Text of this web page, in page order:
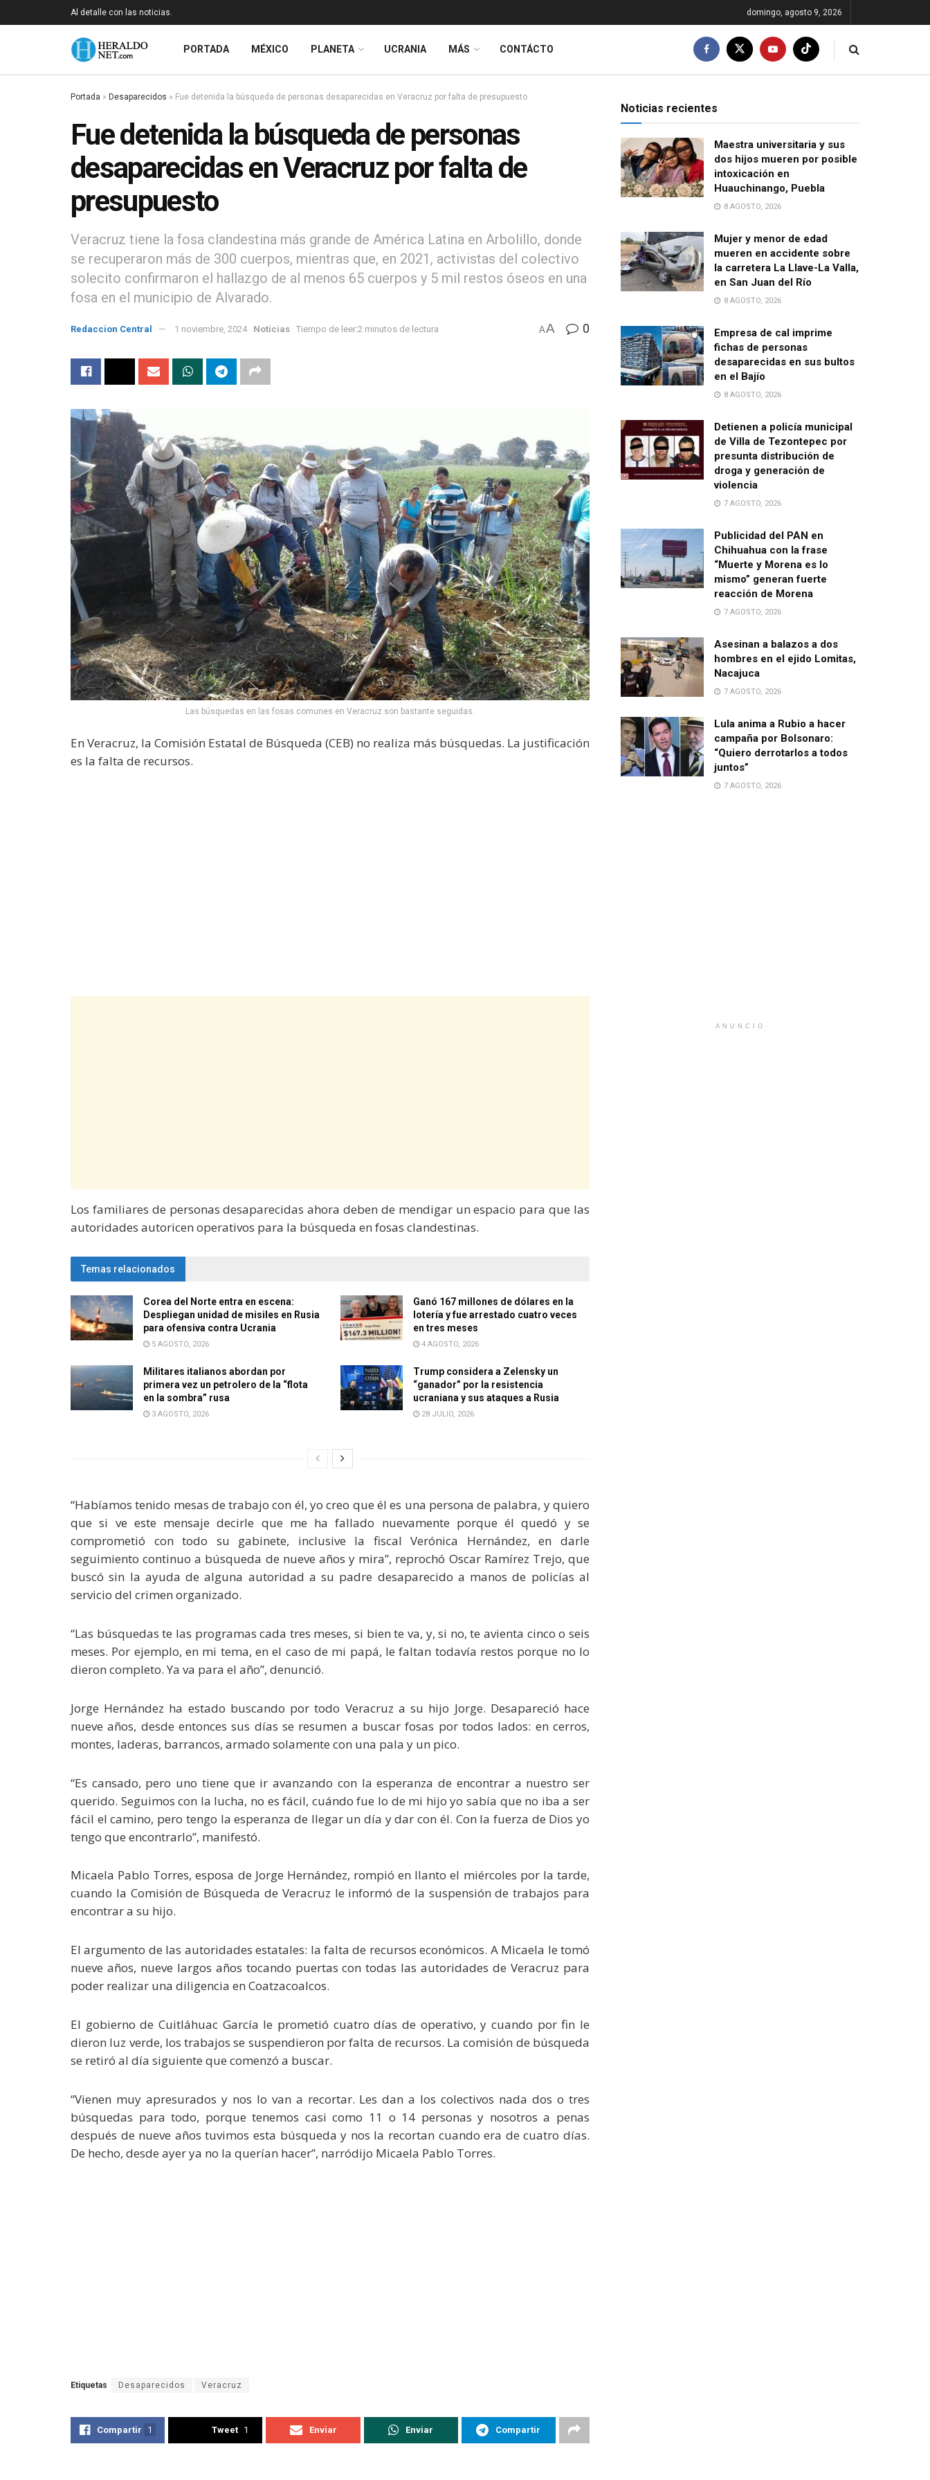
Al detalle con las noticias. domingo, agosto 9, 2026
PORTADA MÉXICO PLANETA UCRANIA MÁS CONTÁCTO
Portada » Desaparecidos » Fue detenida la búsqueda de personas desaparecidas en Veracruz por falta de presupuesto
Fue detenida la búsqueda de personas
desaparecidas en Veracruz por falta de
presupuesto
Veracruz tiene la fosa clandestina más grande de América Latina en Arbolillo, donde
se recuperaron más de 300 cuerpos, mientras que, en 2021, activistas del colectivo
solecito confirmaron el hallazgo de al menos 65 cuerpos y 5 mil restos óseos en una
fosa en el municipio de Alvarado.
Redaccion Central 1 noviembre, 2024 Noticias Tiempo de leer:2 minutos de lectura AA 0
Las búsquedas en las fosas comunes en Veracruz son bastante seguidas.
En Veracruz, la Comisión Estatal de Búsqueda (CEB) no realiza más búsquedas. La justificación
es la falta de recursos.
Los familiares de personas desaparecidas ahora deben de mendigar un espacio para que las
autoridades autoricen operativos para la búsqueda en fosas clandestinas.
Temas relacionados
Corea del Norte entra en escena:
Despliegan unidad de misiles en Rusia
para ofensiva contra Ucrania
5 AGOSTO, 2026
Ganó 167 millones de dólares en la
lotería y fue arrestado cuatro veces
en tres meses
4 AGOSTO, 2026
Militares italianos abordan por
primera vez un petrolero de la “flota
en la sombra” rusa
3 AGOSTO, 2026
Trump considera a Zelensky un
“ganador” por la resistencia
ucraniana y sus ataques a Rusia
28 JULIO, 2026
“Habíamos tenido mesas de trabajo con él, yo creo que él es una persona de palabra, y quiero
que si ve este mensaje decirle que me ha fallado nuevamente porque él quedó y se
comprometió con todo su gabinete, inclusive la fiscal Verónica Hernández, en darle
seguimiento continuo a búsqueda de nueve años y mira”, reprochó Oscar Ramírez Trejo, que
buscó sin la ayuda de alguna autoridad a su padre desaparecido a manos de policías al
servicio del crimen organizado.
“Las búsquedas te las programas cada tres meses, si bien te va, y, si no, te avienta cinco o seis
meses. Por ejemplo, en mi tema, en el caso de mi papá, le faltan todavía restos porque no lo
dieron completo. Ya va para el año”, denunció.
Jorge Hernández ha estado buscando por todo Veracruz a su hijo Jorge. Desapareció hace
nueve años, desde entonces sus días se resumen a buscar fosas por todos lados: en cerros,
montes, laderas, barrancos, armado solamente con una pala y un pico.
“Es cansado, pero uno tiene que ir avanzando con la esperanza de encontrar a nuestro ser
querido. Seguimos con la lucha, no es fácil, cuándo fue lo de mi hijo yo sabía que no iba a ser
fácil el camino, pero tengo la esperanza de llegar un día y dar con él. Con la fuerza de Dios yo
tengo que encontrarlo”, manifestó.
Micaela Pablo Torres, esposa de Jorge Hernández, rompió en llanto el miércoles por la tarde,
cuando la Comisión de Búsqueda de Veracruz le informó de la suspensión de trabajos para
encontrar a su hijo.
El argumento de las autoridades estatales: la falta de recursos económicos. A Micaela le tomó
nueve años, nueve largos años tocando puertas con todas las autoridades de Veracruz para
poder realizar una diligencia en Coatzacoalcos.
El gobierno de Cuitláhuac García le prometió cuatro días de operativo, y cuando por fin le
dieron luz verde, los trabajos se suspendieron por falta de recursos. La comisión de búsqueda
se retiró al día siguiente que comenzó a buscar.
“Vienen muy apresurados y nos lo van a recortar. Les dan a los colectivos nada dos o tres
búsquedas para todo, porque tenemos casi como 11 o 14 personas y nosotros a penas
después de nueve años tuvimos esta búsqueda y nos la recortan cuando era de cuatro días.
De hecho, desde ayer ya no la querían hacer”, narródijo Micaela Pablo Torres.
Etiquetas Desaparecidos Veracruz
Compartir 1 Tweet 1 Enviar Enviar Compartir
Noticias recientes
Maestra universitaria y sus
dos hijos mueren por posible
intoxicación en
Huauchinango, Puebla
8 AGOSTO, 2026
Mujer y menor de edad
mueren en accidente sobre
la carretera La Llave-La Valla,
en San Juan del Río
8 AGOSTO, 2026
Empresa de cal imprime
fichas de personas
desaparecidas en sus bultos
en el Bajío
8 AGOSTO, 2026
Detienen a policía municipal
de Villa de Tezontepec por
presunta distribución de
droga y generación de
violencia
7 AGOSTO, 2026
Publicidad del PAN en
Chihuahua con la frase
“Muerte y Morena es lo
mismo” generan fuerte
reacción de Morena
7 AGOSTO, 2026
Asesinan a balazos a dos
hombres en el ejido Lomitas,
Nacajuca
7 AGOSTO, 2026
Lula anima a Rubio a hacer
campaña por Bolsonaro:
“Quiero derrotarlos a todos
juntos”
7 AGOSTO, 2026
ANUNCIO